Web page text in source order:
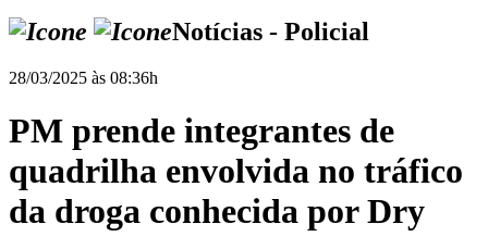
Notícias - Policial
28/03/2025 às 08:36h
PM prende integrantes de
quadrilha envolvida no tráfico
da droga conhecida por Dry